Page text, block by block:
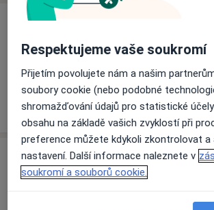
Informace o službách a cenách
Tento specialista ještě nepřidával
svých službách.
Adresa
Brandýs nad Labem-Stará Boleslav
Respektujeme vaše soukromí
Přijetím povolujete nám a našim
soubory cookie (nebo podobné
shromažďování údajů pro statistické
obsahu na základě vašich zvyklostí při
preference můžete kdykoli zkontrolovat a
nastavení. Další informace naleznete v
soukromí a souborů cookie.